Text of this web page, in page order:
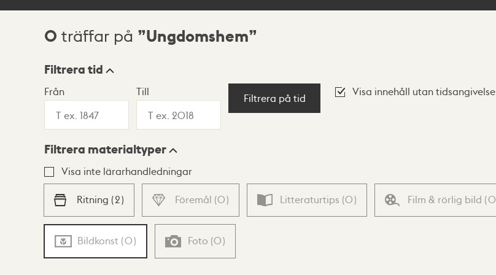
Sökresultat
0 träffar på Ungdomshem
Visningsläge
Lista Karta
Filtrera tid
Från Till
Filtrera på tid
Visa innehåll utan tidsangivelse
Filtrera materialtyper
Visa inte lärarhandledningar
Ritning (2) Föremål (0) Litteraturtips (0) Film & rörlig bild (0
Bildkonst (0) Foto (0)